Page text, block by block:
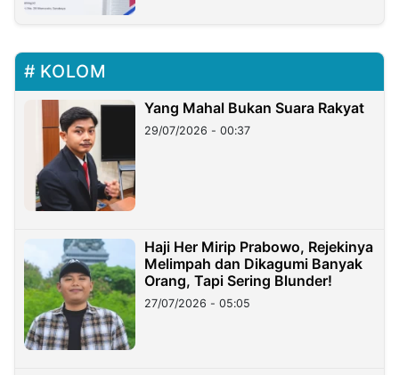
KOLOM
Yang Mahal Bukan Suara Rakyat
29/07/2026 - 00:37
Haji Her Mirip Prabowo, Rejekinya
Melimpah dan Dikagumi Banyak
Orang, Tapi Sering Blunder!
27/07/2026 - 05:05